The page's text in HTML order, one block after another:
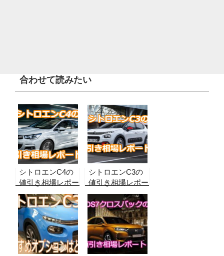
合わせて読みたい
シトロエンC4の
値引き相場レポー
ト！【2026年8月
最新】実販売デー
タから合格ライン
を算出！
シトロエンC3の
値引き相場レポー
ト！【2026年8月
最新】実販売デー
タから合格ライン
を算出！納期、リ
セール情報も